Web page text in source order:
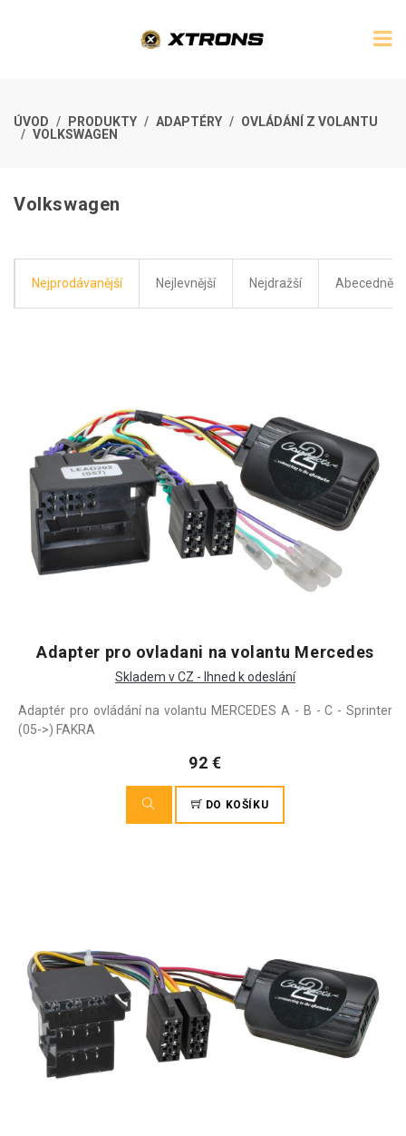
ÚVOD PRODUKTY ADAPTÉRY
OVLÁDÁNÍ Z VOLANTU
VOLKSWAGEN
Volkswagen
Nejprodávanější Nejlevnější Nejdražší Abecedně
Adapter pro ovladani na volantu Mercedes
Skladem v CZ - Ihned k odeslání
Adaptér pro ovládání na volantu MERCEDES A - B - C - Sprinter
(05->) FAKRA
92 €
DO KOŠÍKU